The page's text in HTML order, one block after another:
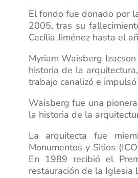
El fondo fue donado por
2005, tras su
Cecilia Jiménez hasta el
Myriam Waisberg
historia de la
trabajo canalizó e
Waisberg fue una
la historia de la
La arquitecta fue
Monumentos y Sitios
En 1989 recibió el
restauración de la Iglesia